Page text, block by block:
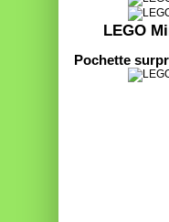
LEGO
Pochette